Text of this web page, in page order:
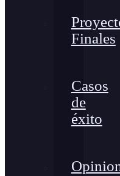
Finales
Casos
de
éxito